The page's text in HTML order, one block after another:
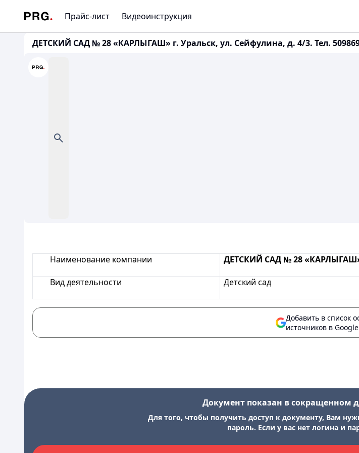
Прайс-лист Видеоинструкция
ДЕТСКИЙ САД № 28 «КАРЛЫГАШ» г. Уральск, ул. Сейфулина, д. 4/3. Тел.
Наименование компании ДЕТСКИЙ САД № 28
Вид деятельности Детский сад
Добавить в список
источников в Google
Документ показан в сокращенном
Для того, чтобы получить доступ к документу, Вам
пароль. Если у вас нет логина и